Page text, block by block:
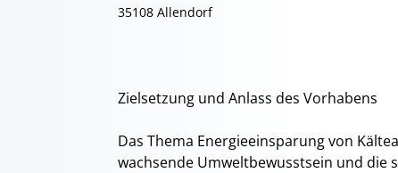
35108 Allendorf
Zielsetzung und Anlass des Vorhabens
Das Thema Energieeinsparung von
wachsende Umweltbewusstsein und die